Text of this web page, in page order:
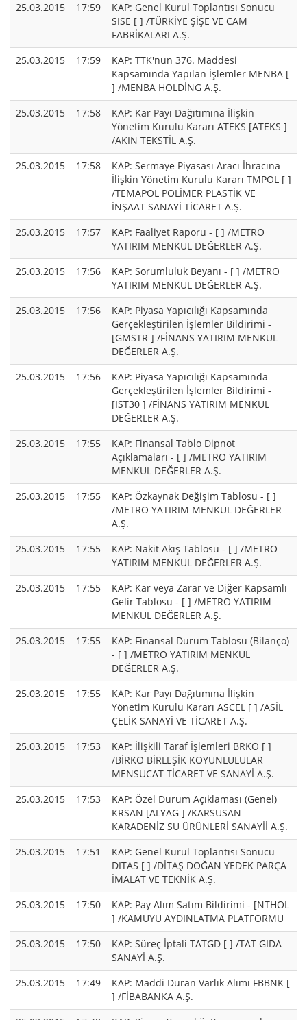
25.03.2015
17:59
KAP: Genel Kurul Toplantısı Sonucu
SISE [ ] /TÜRKİYE ŞİŞE VE CAM
FABRİKALARI A.Ş.
25.03.2015
17:59
KAP: TTK'nun 376. Maddesi
Kapsamında Yapılan İşlemler MENBA [
] /MENBA HOLDİNG A.Ş.
25.03.2015
17:58
KAP: Kar Payı Dağıtımına İlişkin
Yönetim Kurulu Kararı ATEKS [ATEKS ]
/AKIN TEKSTİL A.Ş.
25.03.2015
17:58
KAP: Sermaye Piyasası Aracı İhracına
İlişkin Yönetim Kurulu Kararı TMPOL [ ]
/TEMAPOL POLİMER PLASTİK VE
İNŞAAT SANAYİ TİCARET A.Ş.
25.03.2015
17:57
KAP: Faaliyet Raporu - [ ] /METRO
YATIRIM MENKUL DEĞERLER A.Ş.
25.03.2015
17:56
KAP: Sorumluluk Beyanı - [ ] /METRO
YATIRIM MENKUL DEĞERLER A.Ş.
25.03.2015
17:56
KAP: Piyasa Yapıcılığı Kapsamında
Gerçekleştirilen İşlemler Bildirimi -
[GMSTR ] /FİNANS YATIRIM MENKUL
DEĞERLER A.Ş.
25.03.2015
17:56
KAP: Piyasa Yapıcılığı Kapsamında
Gerçekleştirilen İşlemler Bildirimi -
[IST30 ] /FİNANS YATIRIM MENKUL
DEĞERLER A.Ş.
25.03.2015
17:55
KAP: Finansal Tablo Dipnot
Açıklamaları - [ ] /METRO YATIRIM
MENKUL DEĞERLER A.Ş.
25.03.2015
17:55
KAP: Özkaynak Değişim Tablosu - [ ]
/METRO YATIRIM MENKUL DEĞERLER
A.Ş.
25.03.2015
17:55
KAP: Nakit Akış Tablosu - [ ] /METRO
YATIRIM MENKUL DEĞERLER A.Ş.
25.03.2015
17:55
KAP: Kar veya Zarar ve Diğer Kapsamlı
Gelir Tablosu - [ ] /METRO YATIRIM
MENKUL DEĞERLER A.Ş.
25.03.2015
17:55
KAP: Finansal Durum Tablosu (Bilanço)
- [ ] /METRO YATIRIM MENKUL
DEĞERLER A.Ş.
25.03.2015
17:55
KAP: Kar Payı Dağıtımına İlişkin
Yönetim Kurulu Kararı ASCEL [ ] /ASİL
ÇELİK SANAYİ VE TİCARET A.Ş.
25.03.2015
17:53
KAP: İlişkili Taraf İşlemleri BRKO [ ]
/BİRKO BİRLEŞİK KOYUNLULULAR
MENSUCAT TİCARET VE SANAYİ A.Ş.
25.03.2015
17:53
KAP: Özel Durum Açıklaması (Genel)
KRSAN [ALYAG ] /KARSUSAN
KARADENİZ SU ÜRÜNLERİ SANAYİİ A.Ş.
25.03.2015
17:51
KAP: Genel Kurul Toplantısı Sonucu
DITAS [ ] /DİTAŞ DOĞAN YEDEK PARÇA
İMALAT VE TEKNİK A.Ş.
25.03.2015
17:50
KAP: Pay Alım Satım Bildirimi - [NTHOL
] /KAMUYU AYDINLATMA PLATFORMU
25.03.2015
17:50
KAP: Süreç İptali TATGD [ ] /TAT GIDA
SANAYİ A.Ş.
25.03.2015
17:49
KAP: Maddi Duran Varlık Alımı FBBNK [
] /FİBABANKA A.Ş.